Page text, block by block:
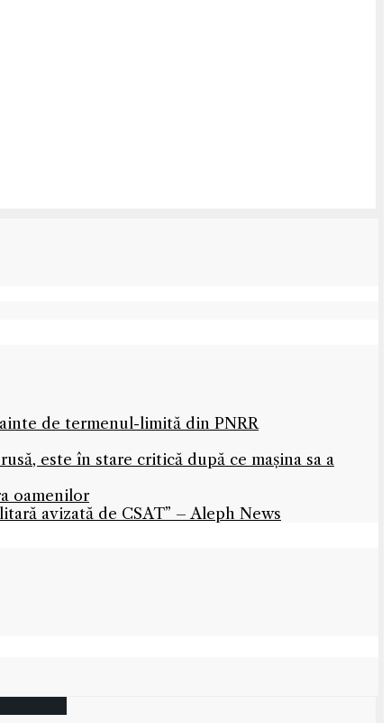
de termenul-limită din PNRR
este în stare critică după ce mașina sa a
oamenilor
avizată de CSAT” – Aleph News